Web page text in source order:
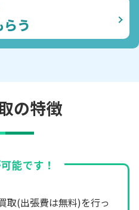
う
の特徴
能です！
取(出張費は無料)を行っ